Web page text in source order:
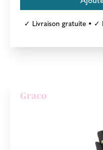
✓ Livraison gratuite •
Graco